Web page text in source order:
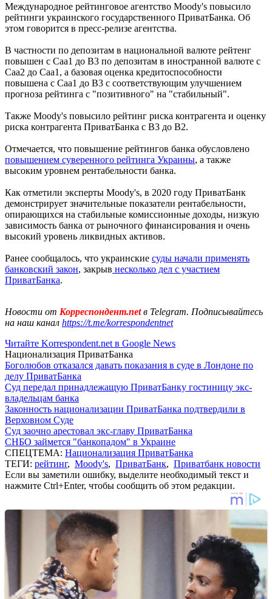
Международное рейтинговое агентство Moody's повысило
рейтинги украинского государственного ПриватБанка. Об
этом говорится в пресс-релизе агентства.
В частности по депозитам в национальной валюте рейтенг
повышен с Caa1 до B3 по депозитам в иностранной валюте с
Caa2 до Caa1, а базовая оценка кредитоспособности
повышена с Саа1 до B3 с соответствующим улучшением
прогноза рейтинга с "позитивного" на "стабильный".
Также Moody's повысило рейтинг риска контрагента и оценку
риска контрагента ПриватБанка с В3 до В2.
Отмечается, что повышение рейтингов банка обусловлено
повышением суверенного рейтинга Украины, а также
высоким уровнем рентабельности банка.
Как отметили эксперты Moody's, в 2020 году ПриватБанк
демонстрирует значительные показатели рентабельности,
опирающихся на стабильные комиссионные доходы, низкую
зависимость банка от рыночного финансирования и очень
высокий уровень ликвидных активов.
Ранее сообщалось, что украинские суды начали применять
банковский закон, закрыв несколько дел с участием
ПриватБанка.
Новости от Корреспондент.netв Telegram. Подписывайтесь
на наш канал https://t.me/korrespondentnet
Читайте Korrespondent.net в Google News
Национализация ПриватБанка
Боголюбов отказался давать показания в суде в Лондоне по
делу ПриватБанка
Суд передал принадлежащую ПриватБанку гостиницу экс-
владельцам банка
Законность национализации ПриватБанка подтвердили в
Верховном Суде
Суд заочно арестовал экс-главу ПриватБанка
СНБО займется "банкопадом" в Украине
СПЕЦТЕМА: Национализация ПриватБанка
ТЕГИ: рейтинг, Moody's, ПриватБанк, Приватбанк новости
Если вы заметили ошибку, выделите необходимый текст и
нажмите Ctrl+Enter, чтобы сообщить об этом редакции.